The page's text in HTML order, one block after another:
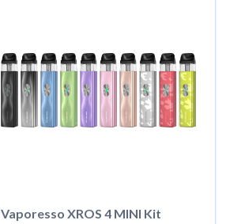
Vaporesso XROS 4 MINI Kit